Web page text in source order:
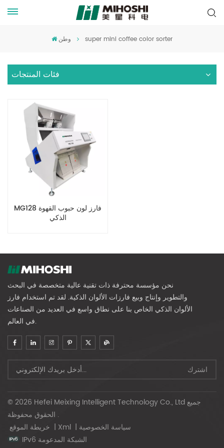
وطن super mini coffee color sorter
فئات المنتجات
MG128 فارز لون حبوب القهوة
الذكي
نحن مؤسسة محترفة ذات تقنية عالية متخصصة في البحث
والتطوير وإنتاج وبيع فارزات الألوان الذكية. لقد تم استخدام فارز
الألوان الذكي الخاص بنا على نطاق واسع في العديد من الصناعات
في العالم.
© 2026 Hefei Meixing Intelligent Technology Co., Ltd جميع
الحقوق محفوظة .
| Xml | سياسة الخصوصية
IPv6 الشبكة المدعومة